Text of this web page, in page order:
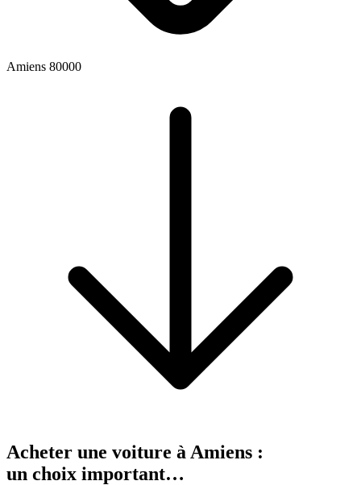
Amiens 80000
Acheter une voiture à Amiens :
un choix important…